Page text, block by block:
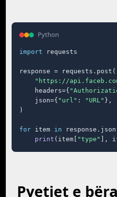
Python
import requests
response = requests.post(
"https://
    headers={
    json={
"url" : "URL" },
)
for item in
print (item[ "type" ],
Pyetjet e